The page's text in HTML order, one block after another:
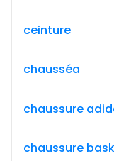
ceinture
chausséa
chaussure
chaussure